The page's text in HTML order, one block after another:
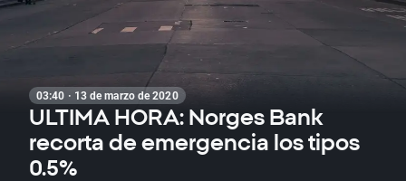
03:40 · 13 de marzo de 2020
ULTIMA HORA: Norges Bank
recorta de emergencia los tipos
0.5%